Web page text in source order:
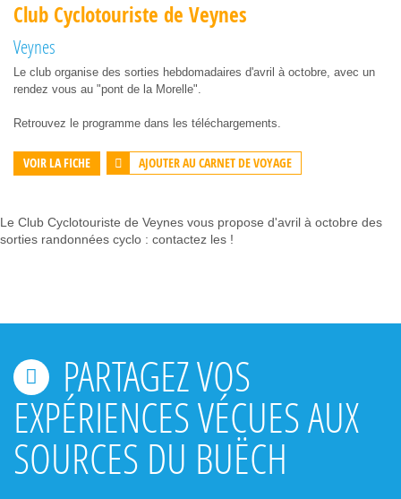
Club Cyclotouriste de Veynes
Veynes
Le club organise des sorties hebdomadaires d'avril à octobre, avec un
rendez vous au "pont de la Morelle".
Retrouvez le programme dans les téléchargements.
VOIR LA FICHE AJOUTER AU CARNET DE VOYAGE
Le Club Cyclotouriste de Veynes vous propose d'avril à octobre des
sorties randonnées cyclo : contactez les !
PARTAGEZ VOS
EXPÉRIENCES VÉCUES AUX
SOURCES DU BUËCH